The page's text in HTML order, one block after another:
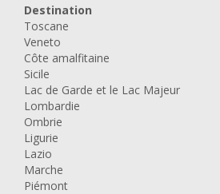
Destination
Toscane
Veneto
Côte amalfitaine
Sicile
Lac de Garde et le Lac Majeur
Lombardie
Ombrie
Ligurie
Lazio
Marche
Piémont